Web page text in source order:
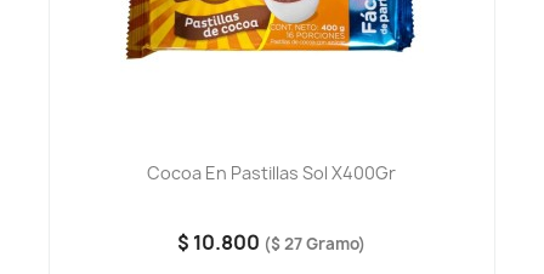
Cocoa En Pastillas Sol X400Gr
$ 10.800 ($ 27 Gramo)